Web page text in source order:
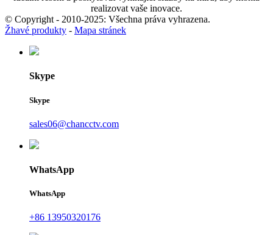
realizovat vaše inovace.
© Copyright - 2010-2025: Všechna práva vyhrazena.
Žhavé produkty - Mapa stránek
Skype
Skype
sales06@chancctv.com
WhatsApp
WhatsApp
+86 13950320176